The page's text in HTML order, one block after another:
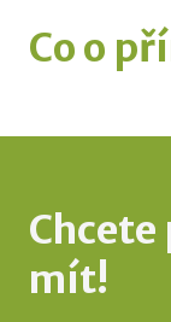
Co o
mít!